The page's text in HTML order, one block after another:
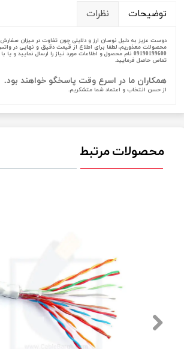
توضیحات نظرات
دوست عزیز به دلیل نوسان ارز و دلایلی چون تفاوت در میزان
محصولات معذوریم، لطفا برای اطلاع از قیمت دقیق و نهایی در
09190199600 نام محصول و اطلاعات مورد نیاز را ارسال نمایید و
تماس حاصل فرمایید.
همکاران ما در اسرع وقت پاسخگو خواهند بود.
از حسن انتخاب و اعتماد شما متشکریم.
محصولات مرتبط